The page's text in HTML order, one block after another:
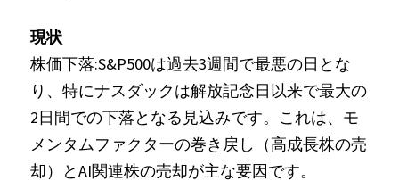
Middle East
特集ページ
About Mei
Beginner's Content
現状
株価下落:S&P500は過去3週間で最悪の日とな
り、特にナスダックは解放記念日以来で最大の
2日間での下落となる見込みです。これは、モ
メンタムファクターの巻き戻し（高成長株の売
却）とAI関連株の売却が主な要因です。